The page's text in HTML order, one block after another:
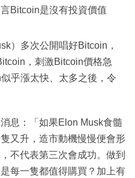
Bitcoin是沒有投資價值
）多次公開唱好Bitcoin，
，刺激Bitcoin價格急
乎漲太快、太多之後，令
息：「如果Elon Musk食髓
又升，造市動機慢慢便會形
不代表第三次會成功。做到
每一隻都值得購買？加上有